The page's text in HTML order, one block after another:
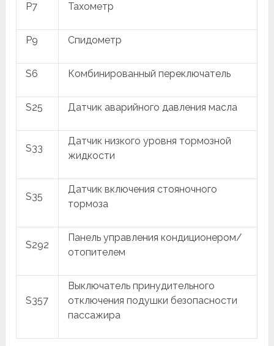
P7 Тахометр
P9 Спидометр
S6 Комбинированный переключатель
S25 Датчик аварийного давления масла
S33
Датчик низкого уровня тормозной
жидкости
S35
Датчик включения стояночного
тормоза
S292
Панель управления кондиционером/
отопителем
S357
Выключатель принудительного
отключения подушки безопасности
пассажира